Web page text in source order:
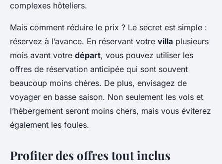
complexes hôteliers.
Mais comment réduire le prix ? Le secret est simple :
réservez à l’avance. En réservant votre villa plusieurs
mois avant votre départ, vous pouvez utiliser les
offres de réservation anticipée qui sont souvent
beaucoup moins chères. De plus, envisagez de
voyager en basse saison. Non seulement les vols et
l’hébergement seront moins chers, mais vous éviterez
également les foules.
Profiter des offres tout inclus